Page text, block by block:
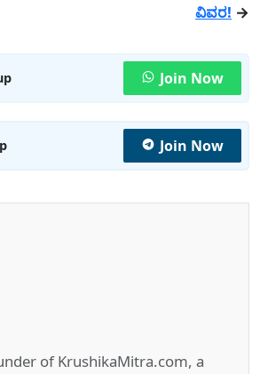
ವಿವರ! →
Join Now
Join Now
of KrushikaMitra.com, a